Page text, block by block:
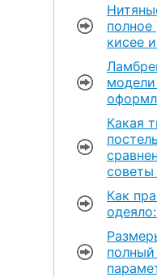
полное
кисее
модели
Какая
Как